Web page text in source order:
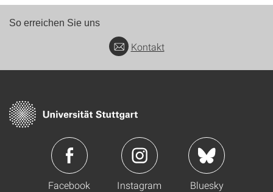
So erreichen Sie uns
Kontakt
Facebook Instagram Bluesky